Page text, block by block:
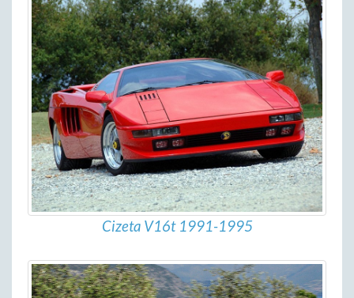
Cizeta V16t 1991-1995